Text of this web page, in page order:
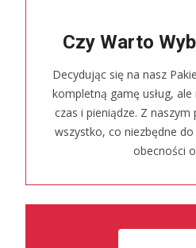
Czy Warto
Decydując się na nasz
kompletną gamę usług,
czas i pieniądze. Z
wszystko, co niezbędne
obecności